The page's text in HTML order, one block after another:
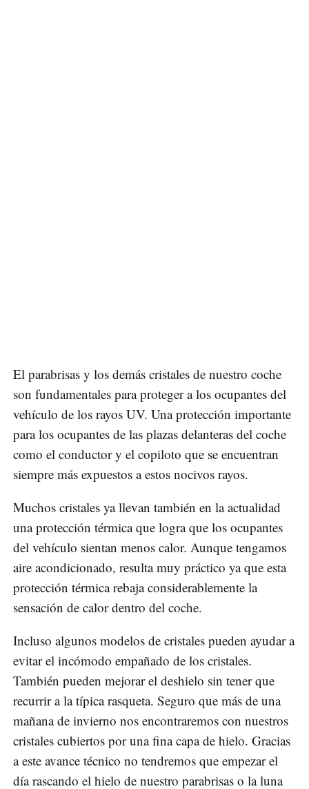
El parabrisas y los demás cristales de nuestro coche
son fundamentales para proteger a los ocupantes del
vehículo de los rayos UV. Una protección importante
para los ocupantes de las plazas delanteras del coche
como el conductor y el copiloto que se encuentran
siempre más expuestos a estos nocivos rayos.
Muchos cristales ya llevan también en la actualidad
una protección térmica que logra que los ocupantes
del vehículo sientan menos calor. Aunque tengamos
aire acondicionado, resulta muy práctico ya que esta
protección térmica rebaja considerablemente la
sensación de calor dentro del coche.
Incluso algunos modelos de cristales pueden ayudar a
evitar el incómodo empañado de los cristales.
También pueden mejorar el deshielo sin tener que
recurrir a la típica rasqueta. Seguro que más de una
mañana de invierno nos encontraremos con nuestros
cristales cubiertos por una fina capa de hielo. Gracias
a este avance técnico no tendremos que empezar el
día rascando el hielo de nuestro parabrisas o la luna